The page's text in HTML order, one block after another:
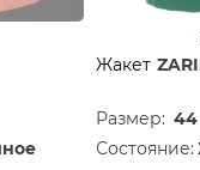
Жакет
Размер: 44
Состояние: